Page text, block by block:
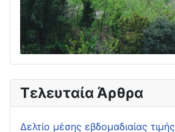
Τελευταία Άρθρα
Δελτίο μέσης εβδομαδιαίας τιμής